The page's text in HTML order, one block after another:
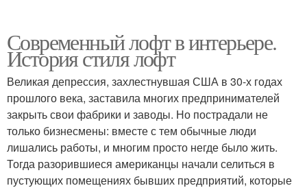
Современный лофт в интерьере.
История стиля лофт
Великая депрессия, захлестнувшая США в 30-х годах
прошлого века, заставила многих предпринимателей
закрыть свои фабрики и заводы. Но пострадали не
только бизнесмены: вместе с тем обычные люди
лишались работы, и многим просто негде было жить.
Тогда разорившиеся американцы начали селиться в
пустующих помещениях бывших предприятий, которые